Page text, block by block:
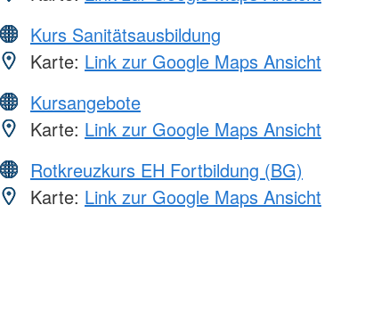
Kurs Sanitätsausbildung
Karte: Link zur Google Maps Ansicht
Kursangebote
Karte: Link zur Google Maps Ansicht
Rotkreuzkurs EH Fortbildung (BG)
Karte: Link zur Google Maps Ansicht